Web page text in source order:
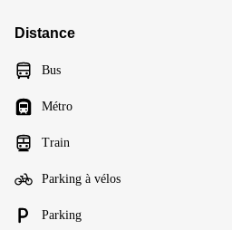
Distance
Bus
Métro
Train
Parking à vélos
Parking